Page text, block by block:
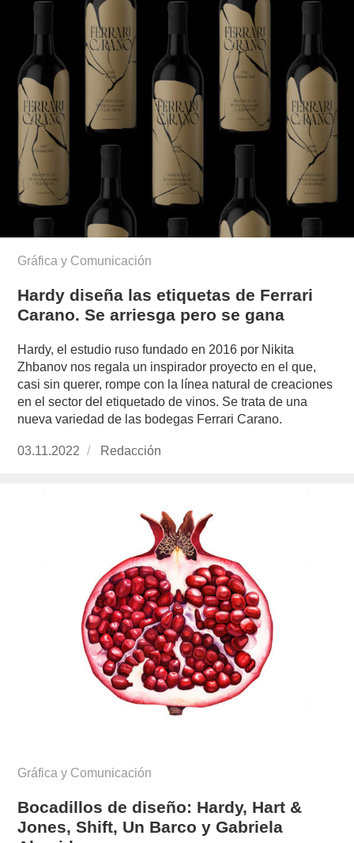
Gráfica y Comunicación
Hardy diseña las etiquetas de Ferrari
Carano. Se arriesga pero se gana
Hardy, el estudio ruso fundado en 2016 por Nikita
Zhbanov nos regala un inspirador proyecto en el que,
casi sin querer, rompe con la línea natural de creaciones
en el sector del etiquetado de vinos. Se trata de una
nueva variedad de las bodegas Ferrari Carano.
Publicado
03.11.2022 https://www.experimenta.es/author/redaccion/
Redacción
Gráfica y Comunicación
Bocadillos de diseño: Hardy, Hart &
Jones, Shift, Un Barco y Gabriela